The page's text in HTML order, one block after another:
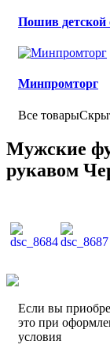
Пошив детской
Минпромторг
Все товары
Мужские
рукавом
Если вы
это при
условия